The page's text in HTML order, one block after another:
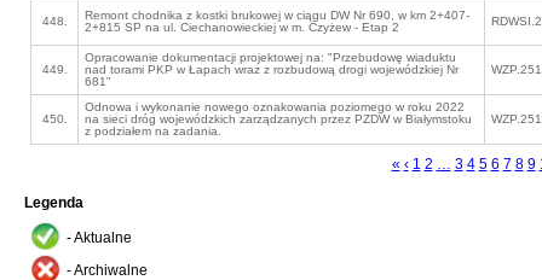
448.
Remont chodnika z kostki brukowej w ciągu DW Nr 690, w km 2+407-
2+815 SP na ul. Ciechanowieckiej w m. Czyżew - Etap 2
449.
Opracowanie dokumentacji projektowej na: "Przebudowę wiaduktu
nad torami PKP w Łapach wraz z rozbudową drogi wojewódzkiej Nr
681”
450.
Odnowa i wykonanie nowego oznakowania poziomego w roku 2022
na sieci dróg wojewódzkich zarządzanych przez PZDW w Białymstoku
z podziałem na zadania.
« ‹ 1 2 … 3 4 5 6 7 8 9
Legenda
- Aktualne
- Archiwalne